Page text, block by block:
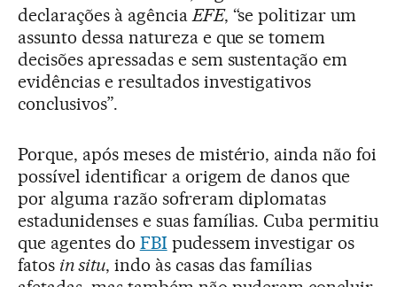
declarações à agênciaEFE, “se politizar um
assunto dessa natureza e que se tomem
decisões apressadas e sem sustentação em
evidências e resultados investigativos
conclusivos”.
Porque, após meses de mistério, ainda não foi
possível identificar a origem de danos que
por alguma razão sofreram diplomatas
estadunidenses e suas famílias. Cuba permitiu
que agentes do FBI pudessem investigar os
fatos in situ, indo às casas das famílias